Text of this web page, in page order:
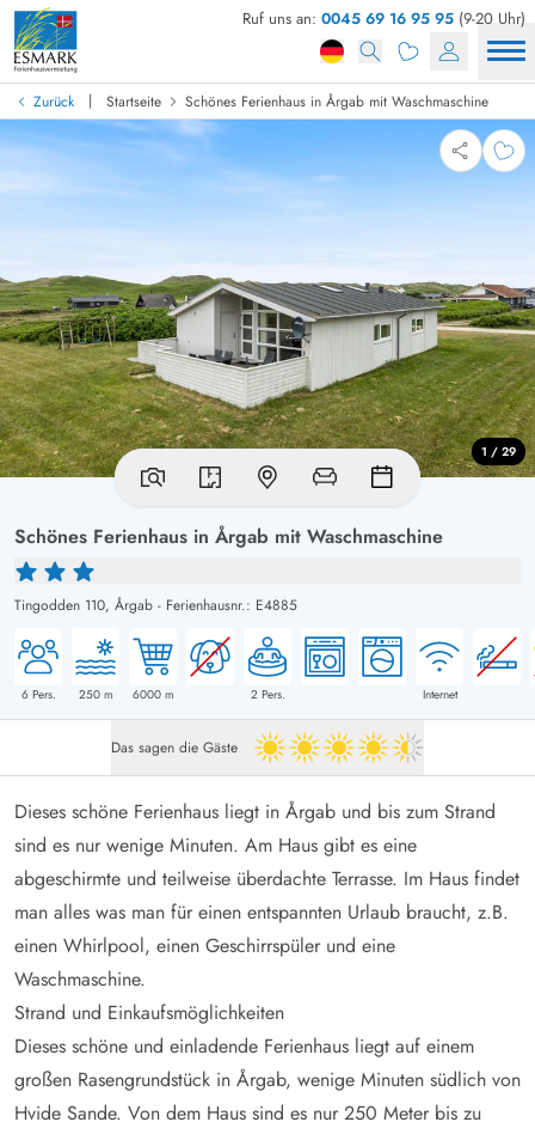
Ruf uns an: 0045 69 16 95 95 (9-20 Uhr)
Zurück | Startseite Schönes Ferienhaus in Årgab mit Waschmaschine
Schönes Ferienhaus in Årgab mit Waschmaschine
Tingodden 110, Årgab - Ferienhausnr.: E4885
6Pers. 250m 6000m 2 Pers. Internet
1 / 29
Das sagen die Gäste 4.5 von 5
Dieses schöne Ferienhaus liegt in Årgab und bis zum Strand
sind es nur wenige Minuten. Am Haus gibt es eine
abgeschirmte und teilweise überdachte Terrasse. Im Haus findet
man alles was man für einen entspannten Urlaub braucht, z.B.
einen Whirlpool, einen Geschirrspüler und eine
Waschmaschine.
Strand und Einkaufsmöglichkeiten
Dieses schöne und einladende Ferienhaus liegt auf einem
großen Rasengrundstück in Årgab, wenige Minuten südlich von
Hvide Sande. Von dem Haus sind es nur 250 Meter bis zu